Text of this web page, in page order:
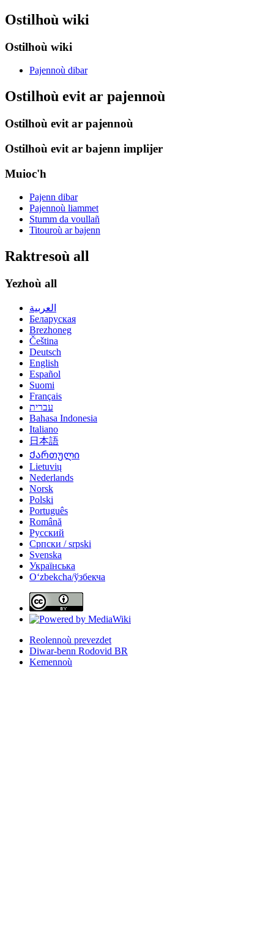
Ostilhoù wiki
Ostilhoù wiki
Pajennoù dibar
Ostilhoù evit ar pajennoù
Ostilhoù evit ar pajennoù
Ostilhoù evit ar bajenn implijer
Muioc'h
Pajenn dibar
Pajennoù liammet
Stumm da voullañ
Titouroù ar bajenn
Raktresoù all
Yezhoù all
العربية
Беларуская
Brezhoneg
Čeština
Deutsch
English
Español
Suomi
Français
עברית
Bahasa Indonesia
Italiano
日本語
Ქართული
Lietuvių
Nederlands
Norsk
Polski
Português
Română
Русский
Српски / srpski
Svenska
Українська
Oʻzbekcha/ўзбекча
Reolennoù prevezdet
Diwar-benn Rodovid BR
Kemennoù